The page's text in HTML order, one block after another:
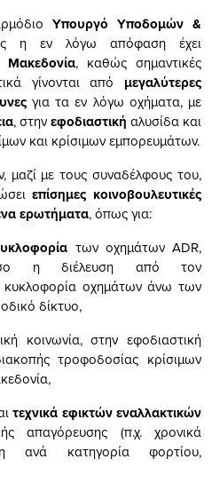
Υπουργό Υποδομών &
η εν λόγω απόφαση έχει
Μακεδονία, καθώς σημαντικές
γίνονται από μεγαλύτερες
για τα εν λόγω οχήματα, με
, στηνεφοδιαστική αλυσίδα και
και κρίσιμων εμπορευμάτων.
μαζί με τους συναδέλφους του,
επίσημες κοινοβουλευτικές
ερωτήματα, όπως για:
των οχημάτων ADR,
η διέλευση από τον
κυκλοφορία οχημάτων άνω των
δίκτυο,
κοινωνία, στην εφοδιαστική
τροφοδοσίας κρίσιμων
τεχνικά εφικτών εναλλακτικών
απαγόρευσης (π.χ. χρονικά
ανά κατηγορία φορτίου,